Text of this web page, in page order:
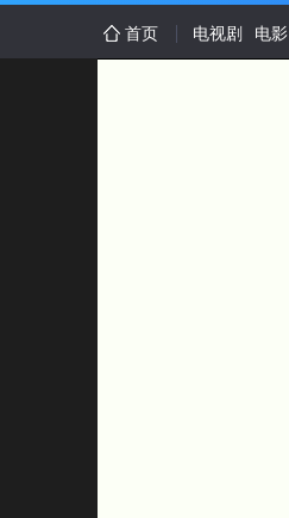
首页 电视剧 电影